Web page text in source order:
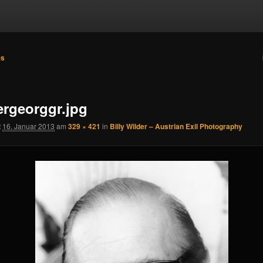
16. Januar 2013 am329 × 421 in Billy Wilder – Austrian Exil Photography